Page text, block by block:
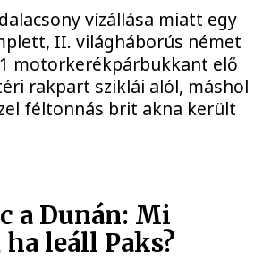
vízállása miatt egy
II. világháborús német
1 motorkerékpárbukkant elő
rakpart sziklái alól, máshol
féltonnás brit akna került
a Dunán: Mi
leáll Paks?